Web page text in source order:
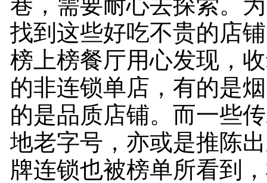
找到这些好吃不贵的店
榜上榜餐厅用心发现，
的非连锁单店，有的是
的是品质店铺。而一些
地老字号，亦或是推陈
牌连锁也被榜单所看到